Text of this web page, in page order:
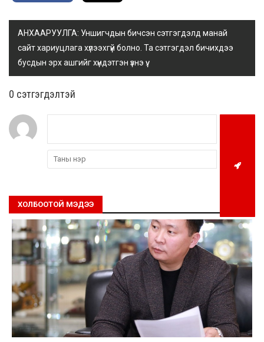
АНХААРУУЛГА: Уншигчдын бичсэн сэтгэгдэлд манай
сайт хариуцлага хүлээхгүй болно. Та сэтгэгдэл бичихдээ
бусдын эрх ашгийг хүндэтгэн үзнэ үү.
0 cэтгэгдэлтэй
ХОЛБООТОЙ МЭДЭЭ